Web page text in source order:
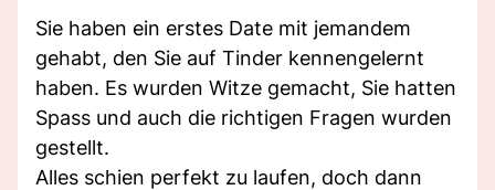
Sie haben ein erstes Date mit jemandem
gehabt, den Sie auf Tinder kennengelernt
haben. Es wurden Witze gemacht, Sie hatten
Spass und auch die richtigen Fragen wurden
gestellt.
Alles schien perfekt zu laufen, doch dann